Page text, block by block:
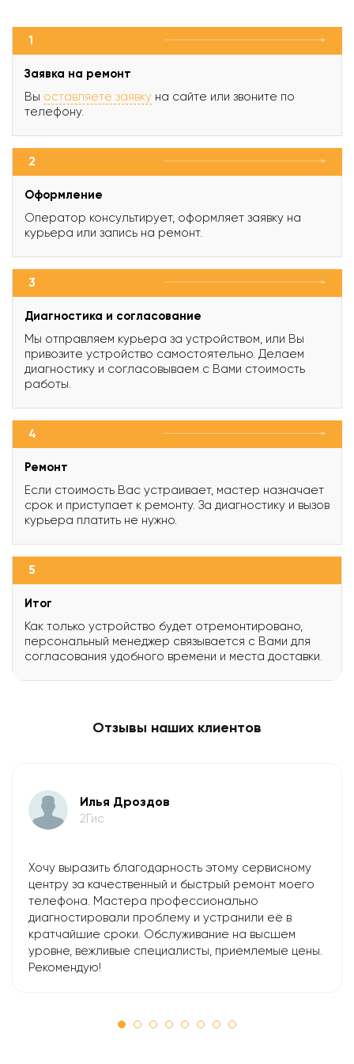
1
Заявка на ремонт
Вы оставляете заявку на сайте или звоните по
телефону.
2
Оформление
Оператор консультирует, оформляет заявку на
курьера или запись на ремонт.
3
Диагностика и согласование
Мы отправляем курьера за устройством, или Вы
привозите устройство самостоятельно. Делаем
диагностику и согласовываем с Вами стоимость
работы.
4
Ремонт
Если стоимость Вас устраивает, мастер назначает
срок и приступает к ремонту. За диагностику и вызов
курьера платить не нужно.
5
Итог
Как только устройство будет отремонтировано,
персональный менеджер связывается с Вами для
согласования удобного времени и места доставки.
Отзывы наших клиентов
Илья Дроздов
2Гис
Хочу выразить благодарность этому сервисному
центру за качественный и быстрый ремонт моего
телефона. Мастера профессионально
диагностировали проблему и устранили её в
кратчайшие сроки. Обслуживание на высшем
уровне, вежливые специалисты, приемлемые цены.
Рекомендую!